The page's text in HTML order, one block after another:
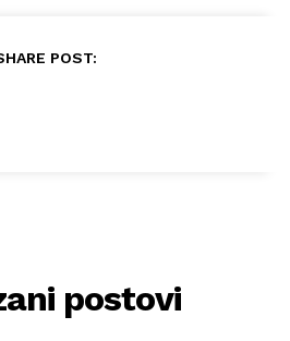
POST:
postovi